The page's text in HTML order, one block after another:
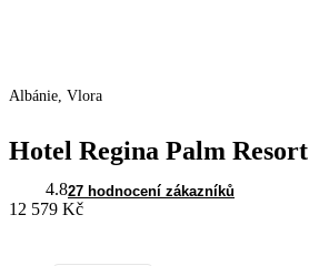
Albánie, Vlora
Hotel Regina Palm Resort
4.827 hodnocení zákazníků
12 579 Kč